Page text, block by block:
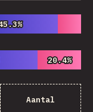
20.4%
20.4%
Aantal